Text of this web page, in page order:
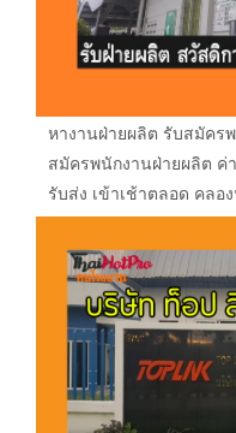
หางานฝ่ายผลิต รับสมัคร
สมัครพนักงานฝ่ายผลิต ค่
รับส่ง เข้าเช้าตลอด คลอ